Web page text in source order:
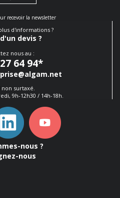
recevoir la newsletter
d'informations ?
devis ?
nous au :
64 94*
surtaxé.
9h-12h30 / 14h-18h.
nous ?
nous